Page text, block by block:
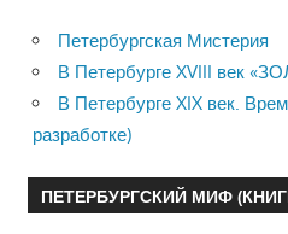
Петербургская Мистерия
В Петербурге XVIII век
В Петербурге XIX век.
разработке)
ПЕТЕРБУРГСКИЙ МИФ